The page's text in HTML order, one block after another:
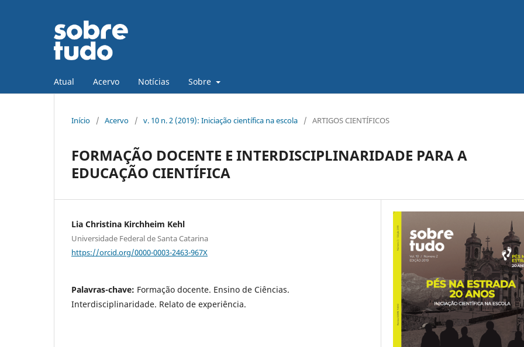
Atual Acervo Notícias Sobre
Início / Acervo / v. 10 n. 2 (2019): Iniciação científica na escola / ARTIGOS CIENTÍFICOS
FORMAÇÃO DOCENTE E INTERDISCIPLINARIDADE PARA A
EDUCAÇÃO CIENTÍFICA
Lia Christina Kirchheim Kehl
Universidade Federal de Santa Catarina
https://orcid.org/0000-0003-2463-967X
Palavras-chave: Formação docente. Ensino de Ciências.
Interdisciplinaridade. Relato de experiência.